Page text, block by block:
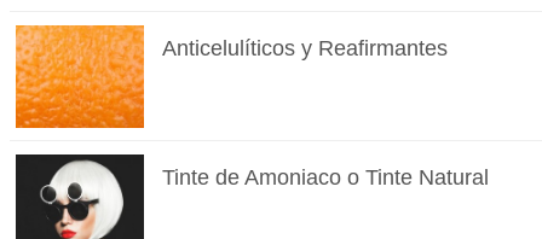
Anticelulíticos y Reafirmantes
Tinte de Amoniaco o Tinte Natural